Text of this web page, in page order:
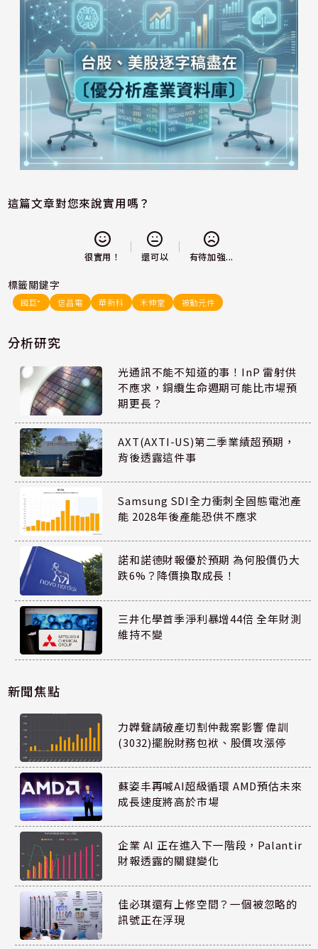
這篇文章對您來說實用嗎？
很實用！ 還可以 有待加強...
標籤關鍵字
國巨* 信昌電 華新科 禾伸堂 被動元件
分析研究
光通訊不能不知道的事！InP 雷射供
不應求，銅纜生命週期可能比市場預
期更長？
AXT(AXTI-US)第二季業績超預期，
背後透露這件事
Samsung SDI全力衝刺全固態電池產
能 2028年後產能恐供不應求
諾和諾德財報優於預期 為何股價仍大
跌6%？降價換取成長！
三井化學首季淨利暴增44倍 全年財測
維持不變
新聞焦點
力韡聲請破產切割仲裁案影響 偉訓
(3032)擺脫財務包袱、股價攻漲停
蘇姿丰再喊AI超級循環 AMD預估未來
成長速度將高於市場
企業 AI 正在進入下一階段，Palantir
財報透露的關鍵變化
佳必琪還有上修空間？一個被忽略的
訊號正在浮現